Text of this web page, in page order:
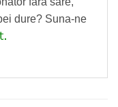
dure? Suna-ne